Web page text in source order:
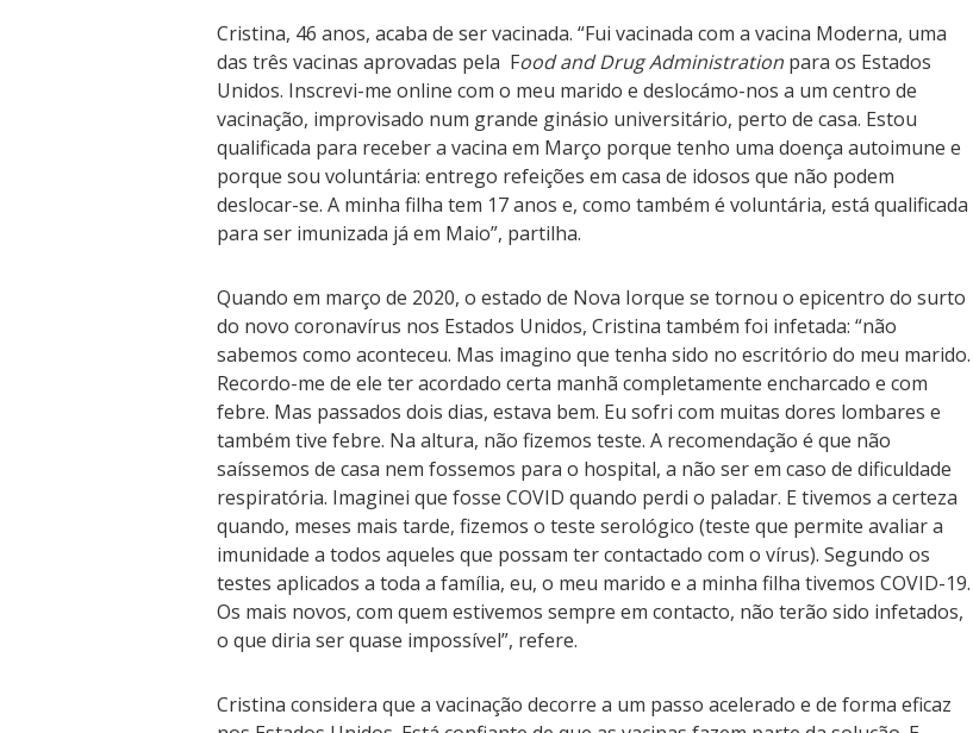
Cristina, 46 anos, acaba de ser vacinada. “Fui vacinada com a vacina Moderna, uma
das três vacinas aprovadas pela Food and Drug Administration para os Estados
Unidos. Inscrevi-me online com o meu marido e deslocámo-nos a um centro de
vacinação, improvisado num grande ginásio universitário, perto de casa. Estou
qualificada para receber a vacina em Março porque tenho uma doença autoimune e
porque sou voluntária: entrego refeições em casa de idosos que não podem
deslocar-se. A minha filha tem 17 anos e, como também é voluntária, está qualificada
para ser imunizada já em Maio”, partilha.
Quando em março de 2020, o estado de Nova Iorque se tornou o epicentro do surto
do novo coronavírus nos Estados Unidos, Cristina também foi infetada: “não
sabemos como aconteceu. Mas imagino que tenha sido no escritório do meu marido.
Recordo-me de ele ter acordado certa manhã completamente encharcado e com
febre. Mas passados dois dias, estava bem. Eu sofri com muitas dores lombares e
também tive febre. Na altura, não fizemos teste. A recomendação é que não
saíssemos de casa nem fossemos para o hospital, a não ser em caso de dificuldade
respiratória. Imaginei que fosse COVID quando perdi o paladar. E tivemos a certeza
quando, meses mais tarde, fizemos o teste serológico (teste que permite avaliar a
imunidade a todos aqueles que possam ter contactado com o vírus). Segundo os
testes aplicados a toda a família, eu, o meu marido e a minha filha tivemos COVID-19.
Os mais novos, com quem estivemos sempre em contacto, não terão sido infetados,
o que diria ser quase impossível”, refere.
Cristina considera que a vacinação decorre a um passo acelerado e de forma eficaz